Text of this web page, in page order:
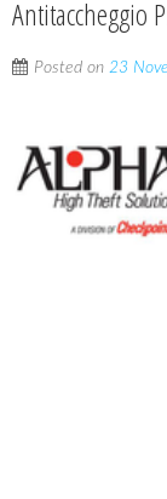
Antitaccheggio
Posted on 23